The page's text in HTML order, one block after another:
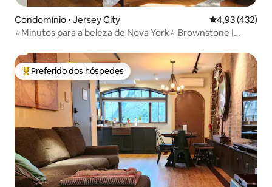
Condomínio ⋅ Jersey City 4,93 de uma
4,93 (432)
⭐Minutos para a beleza de Nova York⭐ Brownstone |
Entre os melhores preferidos dos hóspedes
Preferido dos hóspedes